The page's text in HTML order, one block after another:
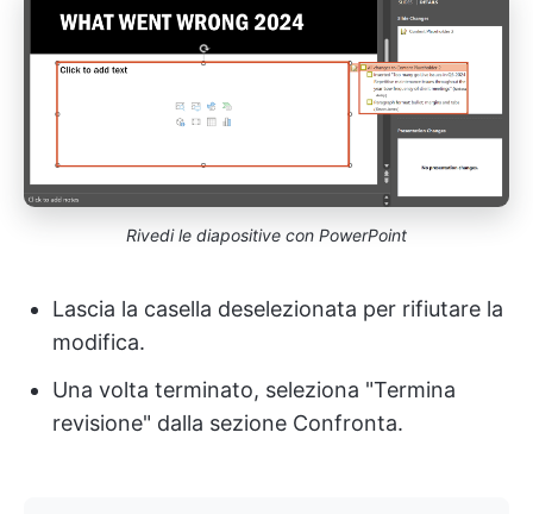
Rivedi le diapositive con PowerPoint
Lascia la casella deselezionata per rifiutare la
modifica.
Una volta terminato, seleziona "Termina
revisione" dalla sezione Confronta.